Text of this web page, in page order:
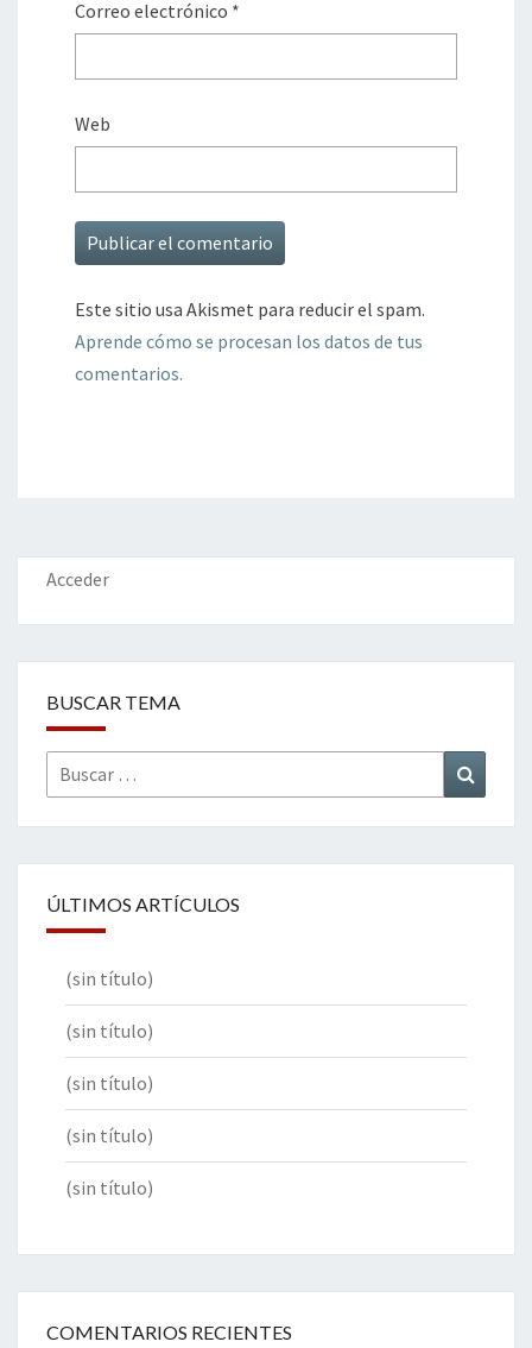
Correo electrónico *
Web
Este sitio usa Akismet para reducir el spam.
Aprende cómo se procesan los datos de tus
comentarios.
Acceder
BUSCAR TEMA
Buscar
por:
ÚLTIMOS ARTÍCULOS
(sin título)
(sin título)
(sin título)
(sin título)
(sin título)
COMENTARIOS RECIENTES